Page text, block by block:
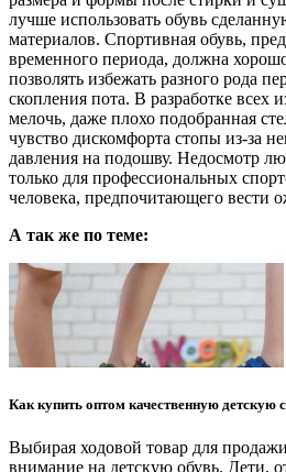
лучше использовать обувь
материалов. Спортивная обувь,
временного периода, должна
позволять избежать разного рода
скопления пота. В разработке всех
мелочь, даже плохо подобранная
чувство дискомфорта стопы из-за
давления на подошву. Недосмотр
только для профессиональных
человека, предпочитающего вести
А так же по теме:
Как купить оптом качественную детскую
Выбирая ходовой товар для
внимание на детскую обувь. Дети,